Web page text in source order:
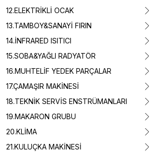
12.ELEKTRİKLİ OCAK
13.TAMBOY&SANAYİ FIRIN
14.İNFRARED ISITICI
15.SOBA&YAĞLI RADYATÖR
16.MUHTELİF YEDEK PARÇALAR
17.ÇAMAŞIR MAKİNESİ
18.TEKNİK SERVİS ENSTRÜMANLARI
19.MAKARON GRUBU
20.KLİMA
21.KULUÇKA MAKİNESİ